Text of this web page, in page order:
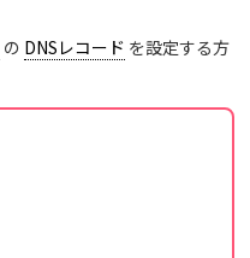
の DNSレコード を設定する方